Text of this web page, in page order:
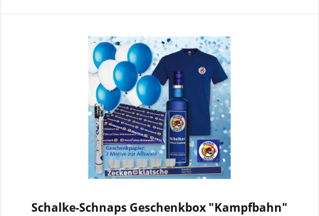
Schalke-Schnaps Geschenkbox "Kampfbahn"